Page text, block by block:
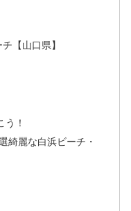
【山口県】
う！
綺麗な白浜ビーチ・